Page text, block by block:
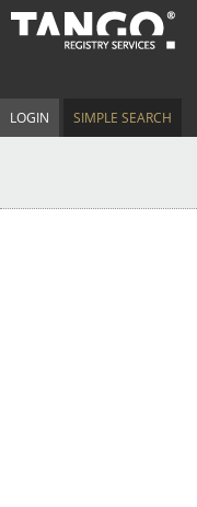
LOGIN SIMPLE SEARCH